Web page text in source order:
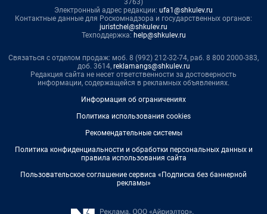
3763)
Электронный адрес редакции: ufa1@shkulev.ru
Контактные данные для Роскомнадзора и государственных органов:
juristchel@shkulev.ru
Техподдержка: help@shkulev.ru
Связаться с отделом продаж: моб. 8 (992) 212-32-74, раб. 8 800 2000-383,
доб. 3614, reklamangs@shkulev.ru
Редакция сайта не несет ответственности за достоверность
информации, содержащейся в рекламных объявлениях.
Информация об ограничениях
Политика использования cookies
Рекомендательные системы
Политика конфиденциальности и обработки персональных данных и
правила использования сайта
Пользовательское соглашение сервиса «Подписка без баннерной
рекламы»